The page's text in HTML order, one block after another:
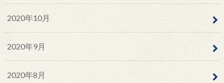
2020年10月
2020年9月
2020年8月